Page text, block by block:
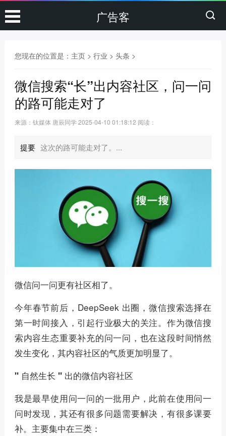
广告客
您现在的位置是： 主页> 行业 > 头条 >
微信搜索“长”出内容社区，问一问
的路可能走对了
来源：钛媒体 唐辰同学2025-04-10 01:18:12 阅读：
提要 这次的路可能走对了。...
微信问一问更有社区相了。
今年春节前后，DeepSeek 出圈，微信搜索选择在
第一时间接入，引起行业极大的关注。作为微信搜
索内容生态重要补充的问一问，也在这段时间悄然
发生变化，其内容社区的气质更加明显了。
" 自然生长 " 出的微信内容社区
我是最早使用问一问的一批用户，此前在使用问一
问时发现，其还有很多问题需要解决，有很多课要
补。主要集中在三类：